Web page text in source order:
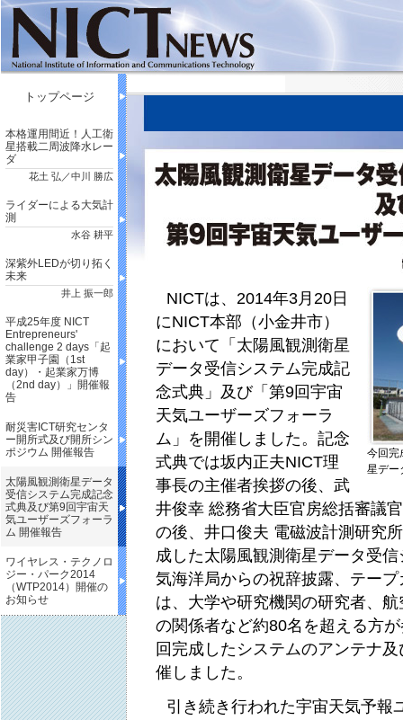
トップページ
本格運用間近！人工衛
星搭載二周波降水レー
ダ
花土 弘／中川 勝広
ライダーによる大気計
測
水谷 耕平
深紫外LEDが切り拓く
未来
井上 振一郎
平成25年度 NICT
Entrepreneurs'
challenge 2 days「起
業家甲子園（1st
day）・起業家万博
（2nd day）」開催報
告
耐災害ICT研究センタ
ー開所式及び開所シン
ポジウム 開催報告
太陽風観測衛星データ
受信システム完成記念
式典及び第9回宇宙天
気ユーザーズフォーラ
ム 開催報告
ワイヤレス・テクノロ
ジー・パーク2014
（WTP2014）開催の
お知らせ
今回完
星デー
NICTは、2014年3月20日
にNICT本部（小金井市）
において「太陽風観測衛星
データ受信システム完成記
念式典」及び「第9回宇宙
天気ユーザーズフォーラ
ム」を開催しました。記念
式典では坂内正夫NICT理
事長の主催者挨拶の後、武
井俊幸 総務省大臣官房総括審議
の後、井口俊夫 電磁波計測研究
成した太陽風観測衛星データ受
気海洋局からの祝辞披露、テー
は、大学や研究機関の研究者、
の関係者など約80名を超える方
回完成したシステムのアンテナ
催しました。
引き続き行われた宇宙天気予報